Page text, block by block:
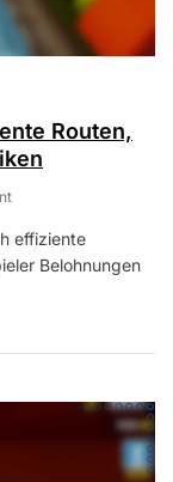
Routen,
On
Jagd
Preis
Charakterfähigkeiten,
effiziente
Belohnungen